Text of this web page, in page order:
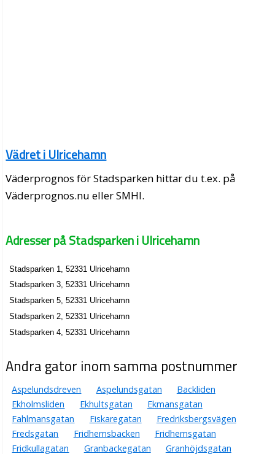
Vädret i Ulricehamn
Väderprognos för Stadsparken hittar du t.ex. på
Väderprognos.nu eller SMHI.
Adresser på Stadsparken i Ulricehamn
Stadsparken 1, 52331 Ulricehamn
Stadsparken 3, 52331 Ulricehamn
Stadsparken 5, 52331 Ulricehamn
Stadsparken 2, 52331 Ulricehamn
Stadsparken 4, 52331 Ulricehamn
Andra gator inom samma postnummer
Aspelundsdreven Aspelundsgatan
Backliden
Ekholmsliden
Ekhultsgatan
Ekmansgatan
Fahlmansgatan
Fiskaregatan
Fredriksbergsvägen
Fredsgatan
Fridhemsbacken
Fridhemsgatan
Fridkullagatan
Granbackegatan Granhöjdsgatan